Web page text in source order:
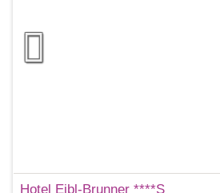
Hotel Eibl-Brunner ****S